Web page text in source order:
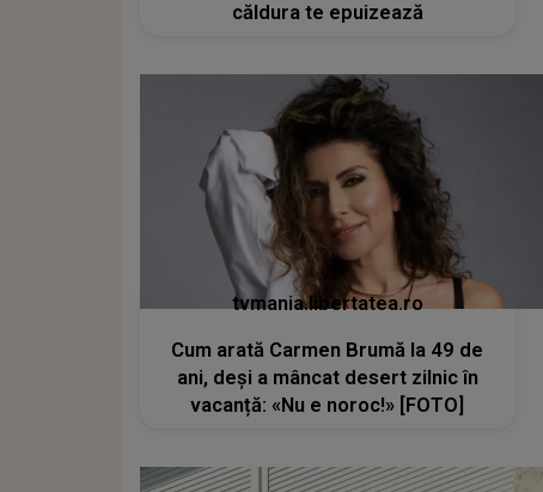
căldura te epuizează
tvmania.libertatea.ro
Cum arată Carmen Brumă la 49 de
ani, deși a mâncat desert zilnic în
vacanță: «Nu e noroc!» [FOTO]